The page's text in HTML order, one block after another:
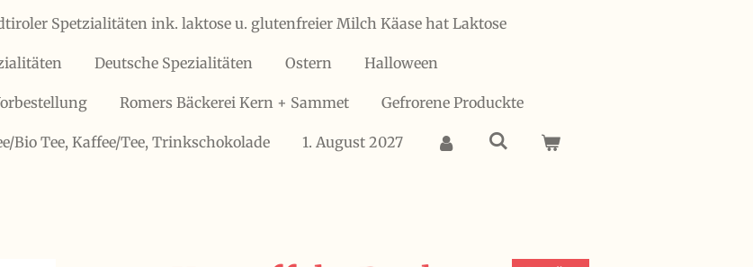
Spetzialitäten ink. laktose u. glutenfreier Milch Käase hat Laktose
Deutsche Spezialitäten Ostern Halloween
Romers Bäckerei Kern + Sammet Gefrorene Produckte
Bio Tee, Kaffee/Tee, Trinkschokolade 1. August 2027